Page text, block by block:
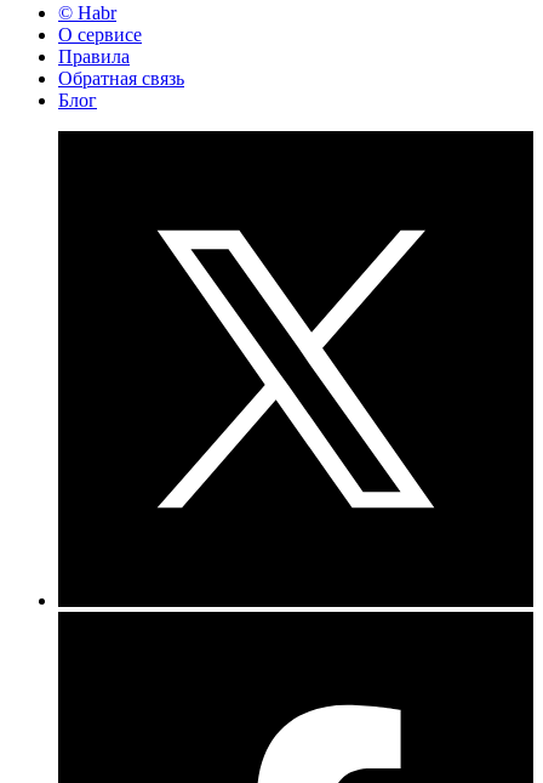
© Habr
О сервисе
Правила
Обратная связь
Блог